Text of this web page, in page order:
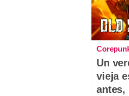
Un
vieja
antes,